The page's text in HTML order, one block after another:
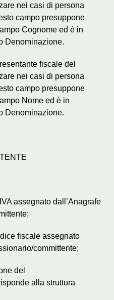
nei casi di persona
campo presuppone
Cognome ed è in
Denominazione.
fiscale del
nei casi di persona
campo presuppone
Nome ed è in
Denominazione.
assegnato dall’Anagrafe
fiscale assegnato
committente;
del
alla struttura